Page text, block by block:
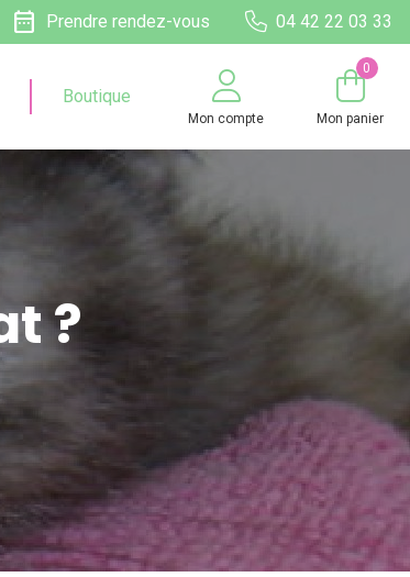
date_range Prendre rendez-vous 04 42 22 03 33
Boutique
Mon compte
0
Mon panier
?